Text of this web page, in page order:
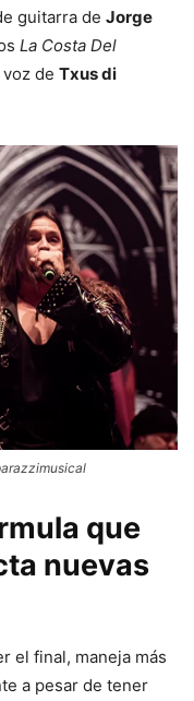
guitarra de Jorge
La Costa Del
de Txus di
que
nuevas
el final, maneja más
a pesar de tener